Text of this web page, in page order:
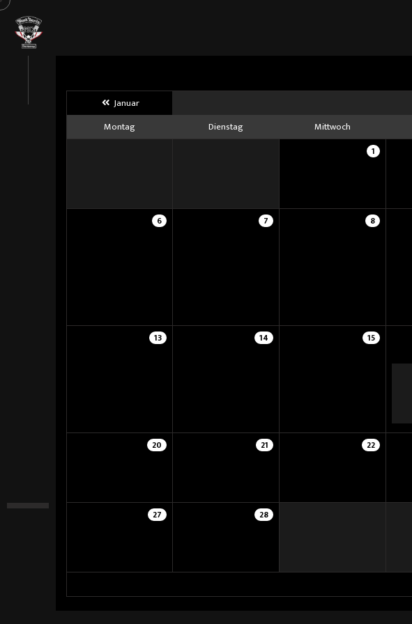
Januar
Montag
Dienstag Mittwoch
1
6 7 8
13 14 15
20 21 22
27 28